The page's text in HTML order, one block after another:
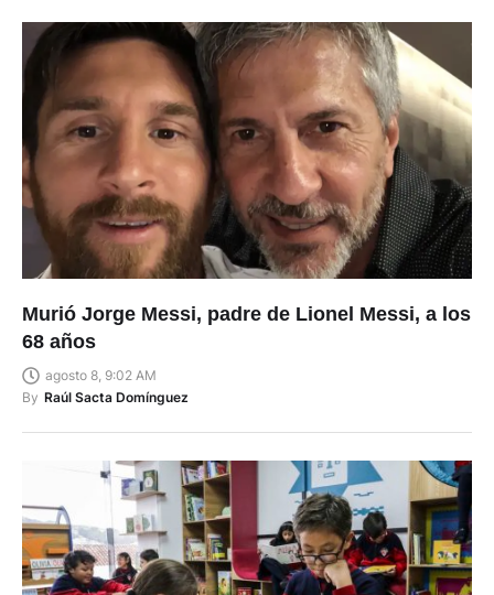
Murió Jorge Messi, padre de Lionel Messi, a los
68 años
agosto 8, 9:02 AM
By Raúl Sacta Domínguez